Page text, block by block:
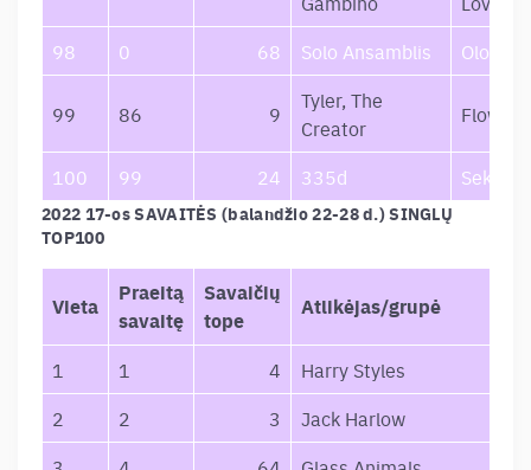
98
0 68 Solo Ansamblis Olos
99 86 9
Tyler, The
Creator
Flower
100 99 24 335d Seka,
2022 17-os SAVAITĖS (balandžio 22-28 d.) SINGLŲ
TOP100
Vieta
Praeitą
savaitę
Savaičių
tope
Atlikėjas/grupė
1 1 4
Harry Styles
2
2 3
Jack Harlow